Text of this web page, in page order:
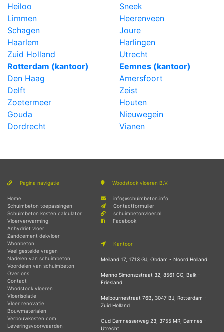
Heiloo
Limmen
Schagen
Haarlem
Sneek
Heerenveen
Joure
Harlingen
Zuid Holland
Rotterdam (kantoor)
Den Haag
Delft
Zoetermeer
Gouda
Dordrecht
Utrecht
Eemnes (kantoor)
Amersfoort
Zeist
Houten
Nieuwegein
Vianen
Pagina navigatie
Home
Schuimbeton toepassingen
Schuimbeton kosten calculator
Vloerverwarming
Anhydriet vloer
Zandcement dekvloer
Woonbeton
Veel gestelde vragen
Nadelen van schuimbeton
Voordelen van schuimbeton
Over ons
Contact
Woodstock vloeren
Vloerisolatie
Vloer renovatie
Bouwmaterialen
Verbouwkosten.com
Leveringsvoorwaarden
Woodstock vloeren B.V.
info@schuimbeton.info
Contactformulier
schuimbetonvloer.nl
Facebook
Kantoor
Meiland 17, 1713 GJ, Obdam - Noord Holland
Menno Simonszstraat 32, 8561 CG, Balk -
Friesland
Melbournestraat 76B, 3047 BJ, Rotterdam -
Zuid Holland
Oud Eemnesserweg 23, 3755 MR, Eemnes -
Utrecht